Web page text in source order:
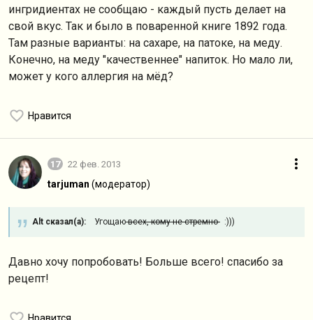
ингридиентах не сообщаю - каждый пусть делает на
свой вкус. Так и было в поваренной книге 1892 года.
Там разные варианты: на сахаре, на патоке, на меду.
Конечно, на меду "качественнее" напиток. Но мало ли,
может у кого аллергия на мёд?
Нравится
17 22 фев. 2013
tarjuman (модератор)
Alt сказал(а): Угощаювсех, кому не стремно :)))
Давно хочу попробовать! Больше всего! спасибо за
рецепт!